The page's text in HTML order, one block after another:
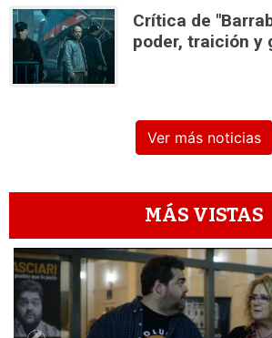
Crítica de
poder, traición y
Ver más noticias
MÁS VISTAS
1